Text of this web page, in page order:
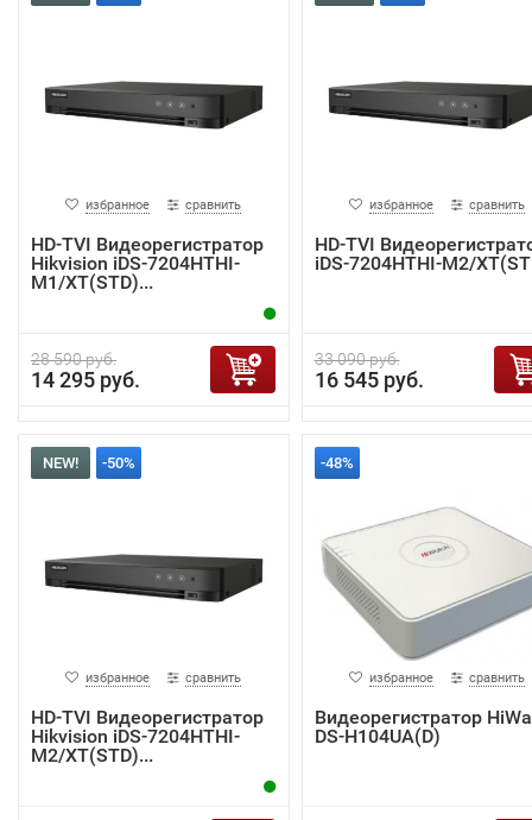
избранное сравнить
HD-TVI Видеорегистратор
Hikvision iDS-7204HTHI-
M1/XT(STD)...
28 590 руб.
14 295 руб.
избранное сравнить
HD-TVI
iDS-7204HTHI-M2/
33 090 руб.
16 545 руб.
NEW! -50%
избранное сравнить
HD-TVI Видеорегистратор
Hikvision iDS-7204HTHI-
M2/XT(STD)...
-48%
избранное сравнить
Видеорегистратор
DS-H104UA(D)